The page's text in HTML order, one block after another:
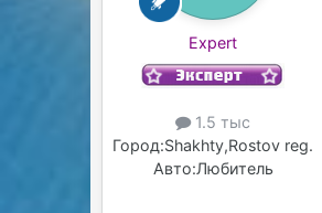
Expert
1.5 тыс
Город:Shakhty,Rostov reg.
Авто:Любитель